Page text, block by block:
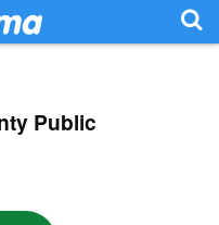
Public